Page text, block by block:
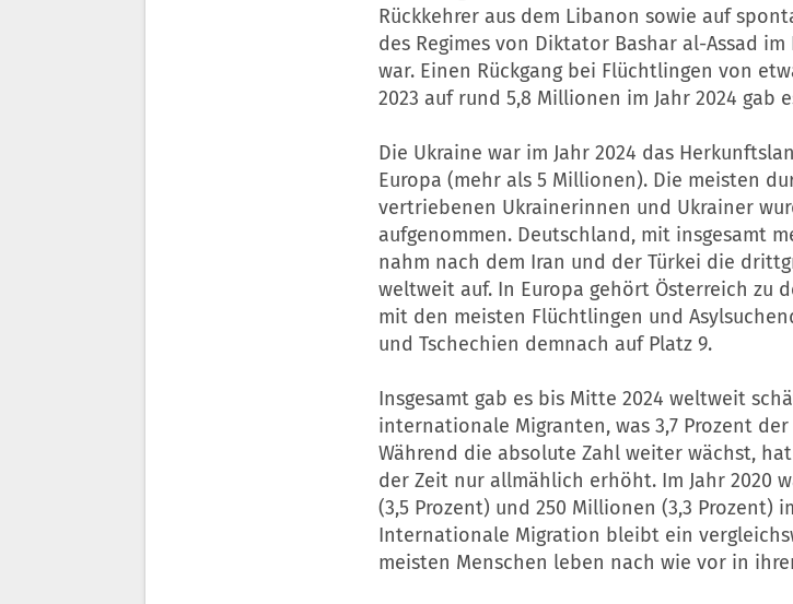
Rückkehrer aus dem Libanon sowie auf
des Regimes von Diktator Bashar al-Assad
war. Einen Rückgang bei Flüchtlingen von
2023 auf rund 5,8 Millionen im Jahr 2024 gab
Die Ukraine war im Jahr 2024 das
Europa (mehr als 5 Millionen). Die meisten
vertriebenen Ukrainerinnen und Ukrainer
aufgenommen. Deutschland, mit insgesamt
nahm nach dem Iran und der Türkei die
weltweit auf. In Europa gehört Österreich zu
mit den meisten Flüchtlingen und
und Tschechien demnach auf Platz 9.
Insgesamt gab es bis Mitte 2024 weltweit
internationale Migranten, was 3,7 Prozent
Während die absolute Zahl weiter wächst,
der Zeit nur allmählich erhöht. Im Jahr 2020
(3,5 Prozent) und 250 Millionen (3,3 Prozent)
Internationale Migration bleibt ein
meisten Menschen leben nach wie vor in